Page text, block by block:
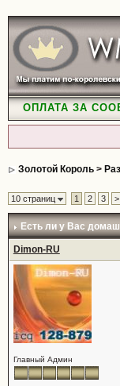
ОПЛАТА ЗА
Золотой Король>
10 страниц 1 2 3 >
Есть ли у Вас
Dimon-RU
Главный Админ